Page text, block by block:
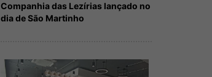
Companhia das Lezírias lançado no
dia de São Martinho